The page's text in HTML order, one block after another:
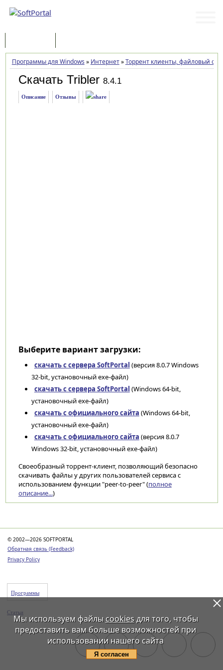
Программы для Windows » Интернет»Торрент клиенты, файловый
Скачать Tribler 8.4.1
Описание Отзывы
Выберите вариант загрузки:
скачать с сервера SoftPortal (версия 8.0.7 Windows
32-bit, установочный exe-файл)
скачать с сервера SoftPortal (Windows 64-bit,
установочный exe-файл)
скачать с официального сайта (Windows 64-bit,
установочный exe-файл)
скачать с официального сайта (версия 8.0.7
Windows 32-bit, установочный exe-файл)
Своеобразный торрент-клиент, позволяющий безопасно
скачивать файлы у других пользователей сервиса с
использованием функции "peer-to-peer" (полное
описание...)
© 2002—2026 SOFTPORTAL
Обратная связь (Feedback)
Privacy Policy
Программы
Статьи
Мы используем файлы cookiesдля того, чтобы
предоставить вам больше возможностей при
использовании нашего сайта